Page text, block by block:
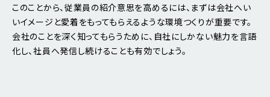
このことから、従業員の紹介意思を高めるには、まずは会社へい
いイメージと愛着をもってもらえるような環境つくりが重要です。
会社のことを深く知ってもらうために、自社にしかない魅力を言語
化し、社員へ発信し続けることも有効でしょう。